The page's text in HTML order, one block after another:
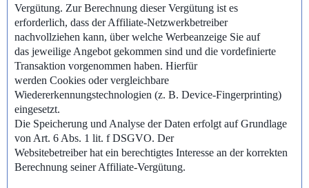
Vergütung. Zur Berechnung dieser Vergütung ist es
erforderlich, dass der Affiliate-Netzwerkbetreiber
nachvollziehen kann, über welche Werbeanzeige Sie auf
das jeweilige Angebot gekommen sind und die vordefinierte
Transaktion vorgenommen haben. Hierfür
werden Cookies oder vergleichbare
Wiedererkennungstechnologien (z. B. Device-Fingerprinting)
eingesetzt.
Die Speicherung und Analyse der Daten erfolgt auf Grundlage
von Art. 6 Abs. 1 lit. f DSGVO. Der
Websitebetreiber hat ein berechtigtes Interesse an der korrekten
Berechnung seiner Affiliate-Vergütung.